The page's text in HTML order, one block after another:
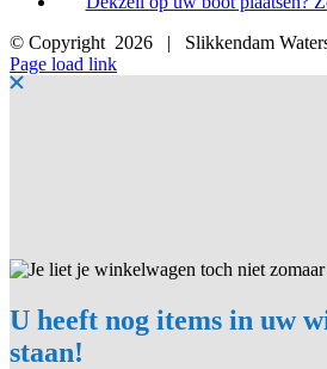
© Copyright 2026 | Slikkendam
Facebook
Instagram
LinkedIn
YouTube
X
E-
mail
Page load link
U heeft nog items in uw
staan!